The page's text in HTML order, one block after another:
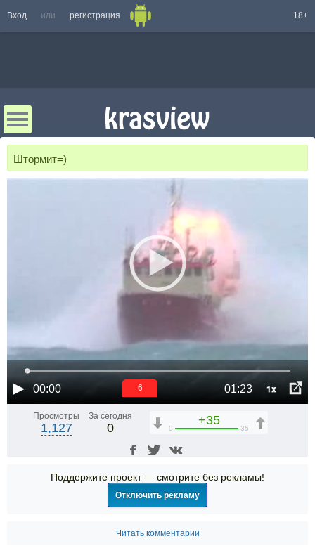
Вход или регистрация 18+
Штормит=)
00:00 01:23 1x
6
Просмотры
1,127
За сегодня
0
+35
0 35
Поддержите проект — смотрите без рекламы!
Отключить рекламу
Читать комментарии